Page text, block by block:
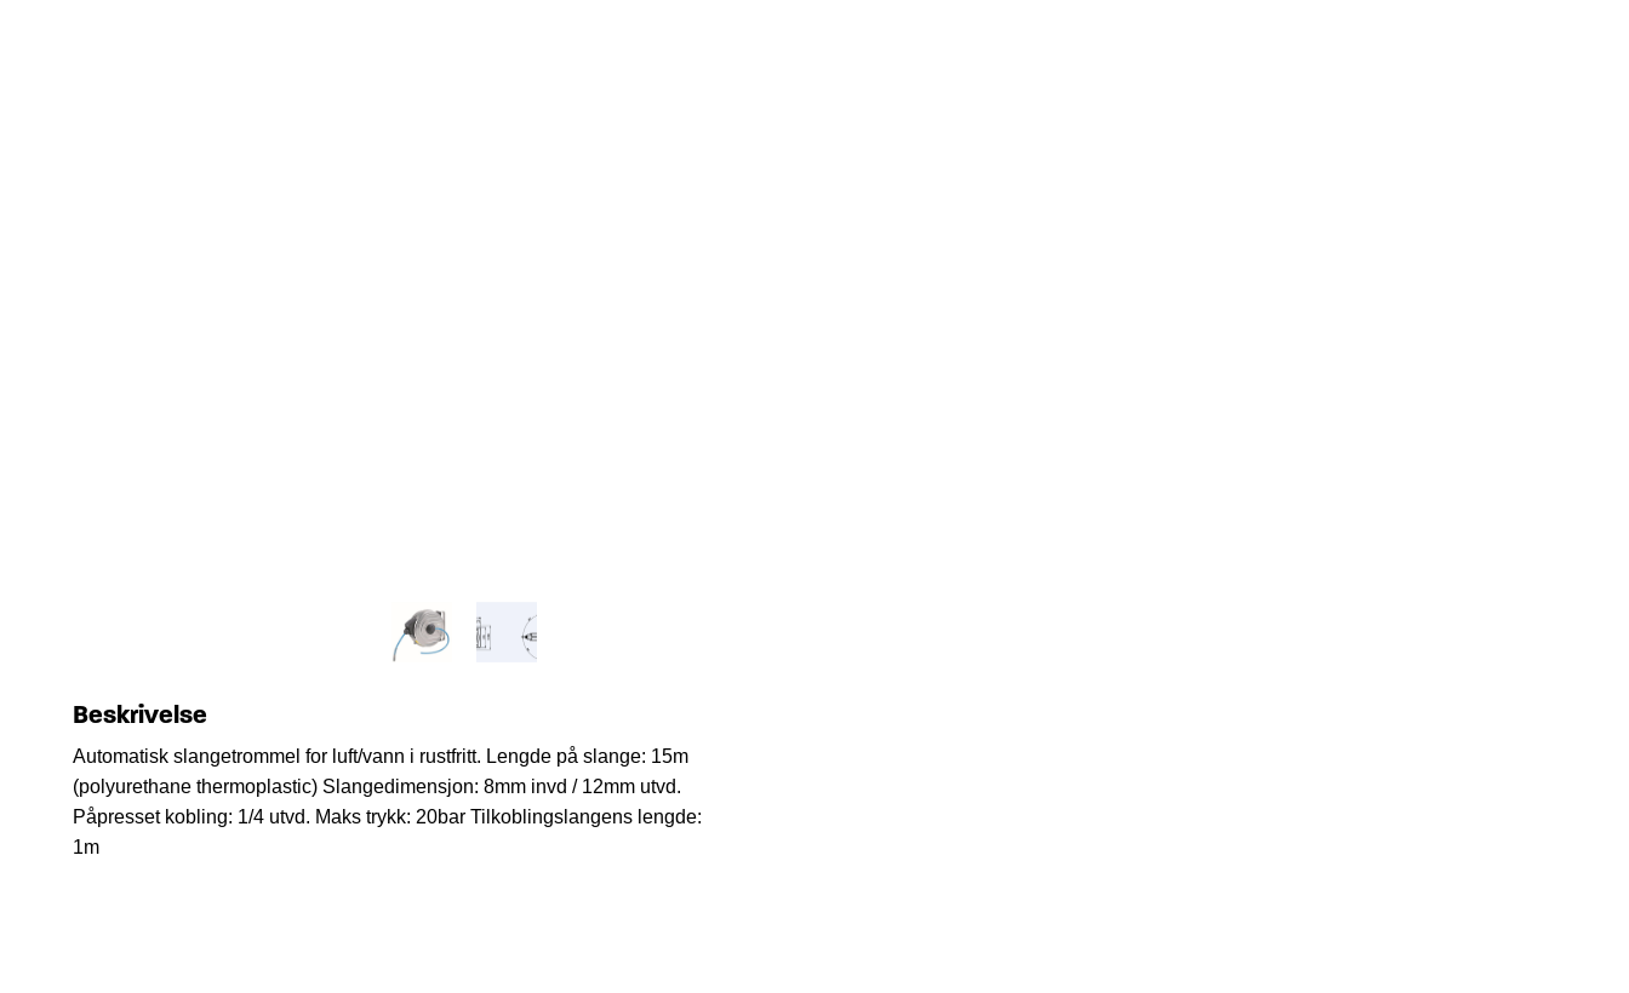
Beskrivelse
Automatisk slangetrommel for luft/vann i rustfritt. Lengde på slange: 15m
(polyurethane thermoplastic) Slangedimensjon: 8mm invd / 12mm utvd.
Påpresset kobling: 1/4 utvd. Maks trykk: 20bar Tilkoblingslangens lengde:
1m